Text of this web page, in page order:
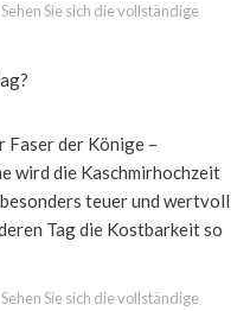
Sehen Sie sich die vollständige
der Könige –
wird die Kaschmirhochzeit
teuer und wertvoll
Tag die Kostbarkeit so
Sehen Sie sich die vollständige